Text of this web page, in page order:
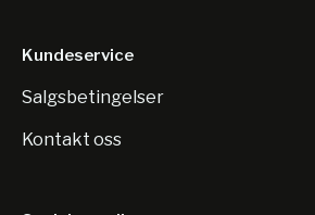
Kundeservice
Salgsbetingelser
Kontakt oss